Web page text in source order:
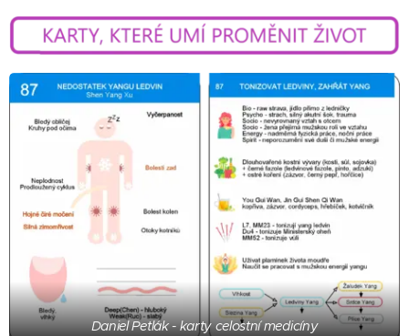
Daniel Petlák - karty celostní medicíny